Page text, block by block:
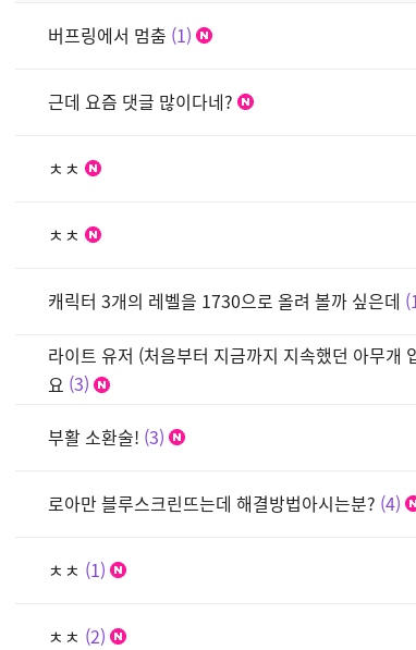
버프링에서 멈춤 1
근데 요즘 댓글 많이다네?
ㅊㅊ
ㅊㅊ
캐릭터 3개의 레벨을 1730으로 올려 볼까 싶은데
라이트 유저 (처음부터 지금까지 지속했던 아무개
요 3
부활 소환술! 3
로아만 블루스크린뜨는데 해결방법아시는분? 4
ㅊㅊ 1
ㅊㅊ 2